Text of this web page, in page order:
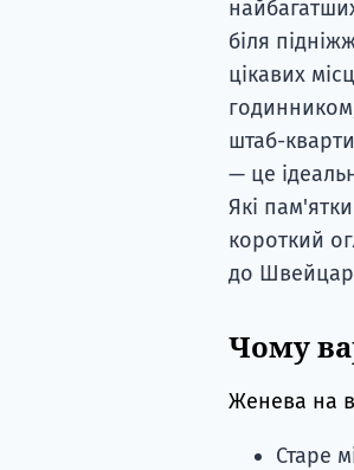
біля
цікавих
штаб-
— це
Які
короткий
до
Чому
Женева на
Старе